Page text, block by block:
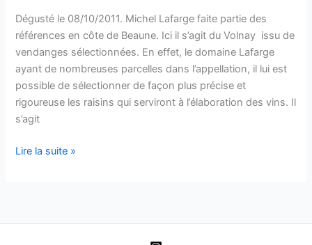
Dégusté le 08/10/2011. Michel Lafarge faite partie des
références en côte de Beaune. Ici il s’agit du Volnay issu de
vendanges sélectionnées. En effet, le domaine Lafarge
ayant de nombreuses parcelles dans l’appellation, il lui est
possible de sélectionner de façon plus précise et
rigoureuse les raisins qui serviront à l’élaboration des vins. Il
s’agit
Volnay
Lire la suite »